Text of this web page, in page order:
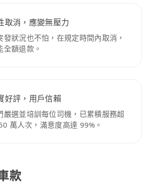
取消，應變無壓力
發狀況也不怕，在規定時間內取消，
全額退款。
好評，用戶信賴
嚴選並培訓每位司機，已累積服務超
萬人次，滿意度高達 99%。
款